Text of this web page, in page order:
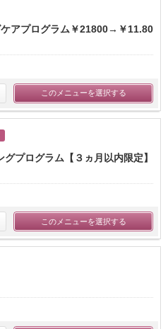
アプログラム￥21800→￥11.80
このメニューを選択する
プログラム【３ヵ月以内限定】
このメニューを選択する